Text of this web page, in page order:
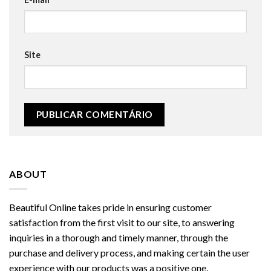
Site
ABOUT
Beautiful Online takes pride in ensuring customer
satisfaction from the first visit to our site, to answering
inquiries in a thorough and timely manner, through the
purchase and delivery process, and making certain the user
experience with our products was a positive one.